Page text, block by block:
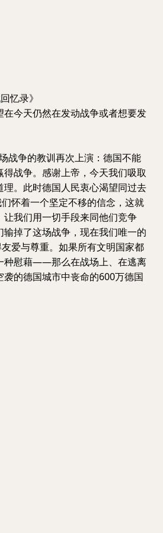
忆录》
今天仍然在发动战争或者想要发
战争的教训再次上演：德国不能
战争。感谢上帝，今天我们吸取
。此时德国人民衷心渴望同过去
怀着一个坚定不移的信念，这就
我们用一切手段来同他们竞争
掉了这场战争，现在我们唯一的
爱与尊重。如果所有文明国家都
慰藉——那么在战场上、在逃离
的德国城市中丧命的600万德国